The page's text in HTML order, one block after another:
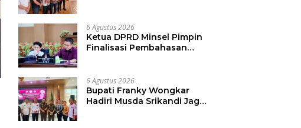
Komitmen Dukung
Pemulihan
6 Agustus 2026
Ketua DPRD Minsel Pimpin
Finalisasi Pembahasan
6 Agustus 2026
Bupati Franky Wongkar
Hadiri Musda Srikandi Jaga